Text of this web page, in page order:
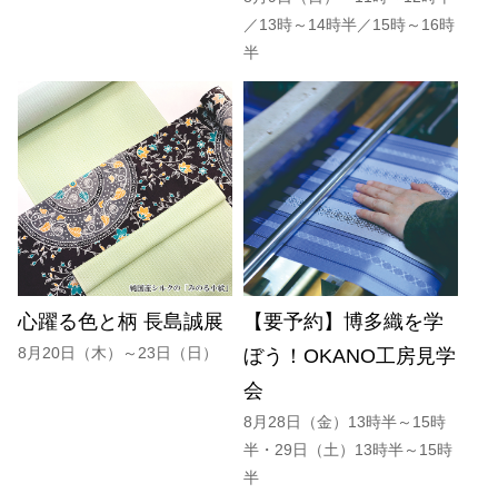
／13時～14時半／15時～16時
半
心躍る色と柄 長島誠展
8月20日（木）～23日（日）
【要予約】博多織を学
ぼう！OKANO工房見学
会
8月28日（金）13時半～15時
半・29日（土）13時半～15時
半